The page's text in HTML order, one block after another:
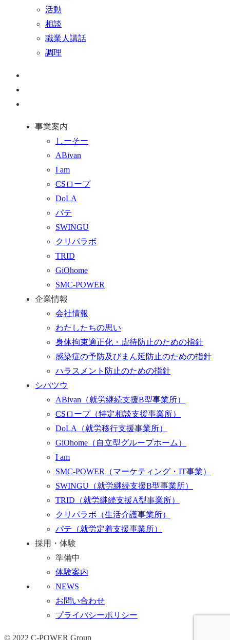
活動
相談
職業人講話
調理
事業案内
しーそー
ABivan
I am
CSロープ
DoLA
パテ
SWINGU
クリパラボ
TRID
GiOhome
SMC-POWER
企業情報
会社情報
わたしたちの思い
身体拘束適正化・虐待防止のための指針
感染症の予防及びまん延防止のための指針
ハラスメント防止のための指針
シパツウ
ABivan （就労継続支援B型事業所）
CSロープ （特定相談支援事業所）
DoLA （就労移行支援事業所）
GiOhome （自立型グループホーム）
I am
SMC-POWER （マーケティング・IT事業）
SWINGU （就労継続支援B型事業所）
TRID （就労継続支援A型事業所）
クリパラボ （生活介護事業所）
パテ （就労定着支援事業所）
採用・体験
準備中
体験案内
NEWS
お問い合わせ
プライバシーポリシー
© 2022 C-POWER Group